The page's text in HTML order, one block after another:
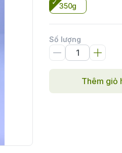
350g
Số lượng
Thêm giỏ